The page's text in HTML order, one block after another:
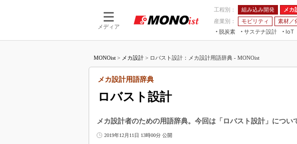
メディア
工程別： 組み込み開発 メカ
産業別：
モビリティ 素材／
脱炭素
サステナ設計
IoT
つながる工場AI×設備保全
ジャパン
MONOist > メカ設計 > ロバスト設計：メカ設計用語辞典 - MONOist
ロバスト設計
メカ設計用語辞典
メカ設計者のための用語辞典。今回は「ロバスト設計」につい
2019年12月11日 13時00分 公開